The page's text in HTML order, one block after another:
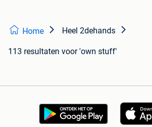
Home Heel 2dehands
113 resultaten voor 'own stuff'